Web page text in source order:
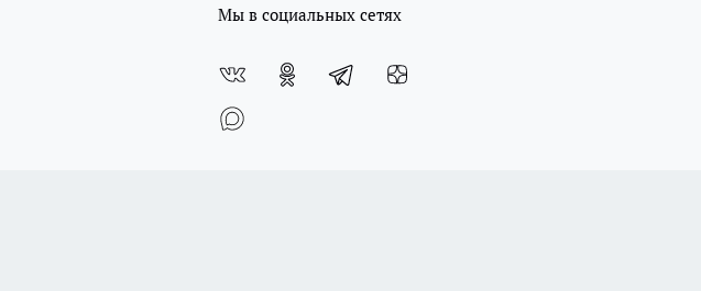
Мы в социальных сетях